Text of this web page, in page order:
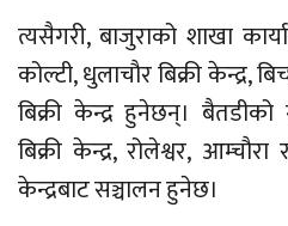
त्यसैगरी, बाजुराको शाखा
कोल्टी, धुलाचौर बिक्री केन्द्र,
बिक्री केन्द्र हुनेछन्। बैतडीको
बिक्री केन्द्र, रोलेश्वर,
केन्द्रबाट सञ्चालन हुनेछ।